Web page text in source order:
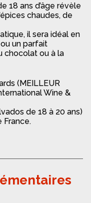
18 ans d’âge révèle
chaudes, de
il sera idéal en
un parfait
chocolat ou à la
(MEILLEUR
Wine &
de 18 à 20 ans)
France.